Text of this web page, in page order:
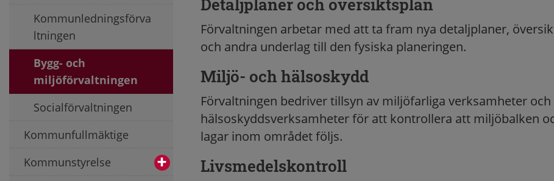
Kommunledningsförva
ltningen
Bygg- och
miljöförvaltningen
Socialförvaltningen
Kommunfullmäktige
Kommunstyrelse
Detaljplaner och översiktsplan
Förvaltningen arbetar med att ta fram nya detaljplaner,
och andra underlag till den fysiska planeringen.
Miljö- och hälsoskydd
Förvaltningen bedriver tillsyn av miljöfarliga verksamheter och
hälsoskyddsverksamheter för att kontrollera att miljöbalken
lagar inom området följs.
Livsmedelskontroll